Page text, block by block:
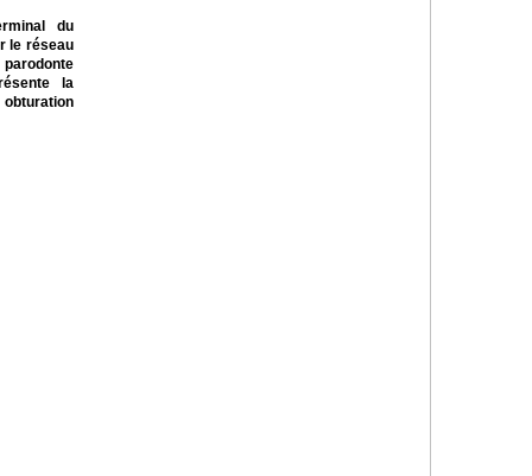
du
le réseau
la